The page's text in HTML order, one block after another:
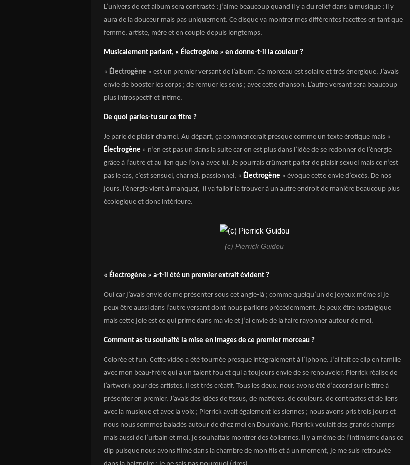
L’univers de cet album sera contrasté ; j’aime beaucoup quand il y a du relief dans la musique ; il y
aura de la douceur mais pas uniquement. Ce disque va montrer mes différentes facettes en tant que
femme, artiste, mère et en couple depuis longtemps.
Musicalement parlant, « Électrogène » en donne-t-il la couleur ?
« Électrogène » est un premier versant de l’album. Ce morceau est solaire et très énergique. J’avais
envie de booster les corps ; de remuer les sens ; avec cette chanson. L’autre versant sera beaucoup
plus introspectif et intime.
De quoi parles-tu sur ce titre ?
Je parle de plaisir charnel. Au départ, ça commencerait presque comme un texte érotique mais «
Électrogène » n’en est pas un dans la suite car on est plus dans l’idée de se redonner de l’énergie
grâce à l’autre et au lien que l’on a avec lui. Je pourrais crûment parler de plaisir sexuel mais ce n’est
pas le cas, c’est sensuel, charnel, passionnel. « Électrogène » évoque cette envie d’excès. De nos
jours, l’énergie vient à manquer, il va falloir la trouver à un autre endroit de manière beaucoup plus
écologique et donc intérieure.
(c) Pierrick Guidou
« Électrogène » a-t-il été un premier extrait évident ?
Oui car j’avais envie de me présenter sous cet angle-là ; comme quelqu’un de joyeux même si je
peux être aussi dans l’autre versant dont nous parlions précédemment. Je peux être nostalgique
mais cette joie est ce qui prime dans ma vie et j’ai envie de la faire rayonner autour de moi.
Comment as-tu souhaité la mise en images de ce premier morceau ?
Colorée et fun. Cette vidéo a été tournée presque intégralement à l’Iphone. J’ai fait ce clip en famille
avec mon beau-frère qui a un talent fou et qui a toujours envie de se renouveler. Pierrick réalise de
l’artwork pour des artistes, il est très créatif. Tous les deux, nous avons été d’accord sur le titre à
présenter en premier. J’avais des idées de tissus, de matières, de couleurs, de contrastes et de liens
avec la musique et avec la voix ; Pierrick avait également les siennes ; nous avons pris trois jours et
nous nous sommes baladés autour de chez moi en Dourdanie. Pierrick voulait des grands champs
mais aussi de l’urbain et moi, je souhaitais montrer des éoliennes. Il y a même de l’intimisme dans ce
clip puisque nous avons filmé dans la chambre de mon fils et à un moment, je me suis retrouvée